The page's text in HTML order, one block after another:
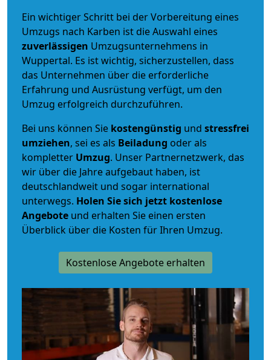
Ein wichtiger Schritt bei der Vorbereitung eines
Umzugs nach Karben ist die Auswahl eines
zuverlässigen Umzugsunternehmens in
Wuppertal. Es ist wichtig, sicherzustellen, dass
das Unternehmen über die erforderliche
Erfahrung und Ausrüstung verfügt, um den
Umzug erfolgreich durchzuführen.
Bei uns können Sie kostengünstig und stressfrei
umziehen, sei es als Beiladung oder als
kompletter Umzug. Unser Partnernetzwerk, das
wir über die Jahre aufgebaut haben, ist
deutschlandweit und sogar international
unterwegs. Holen Sie sich jetzt kostenlose
Angebote und erhalten Sie einen ersten
Überblick über die Kosten für Ihren Umzug.
Kostenlose Angebote erhalten